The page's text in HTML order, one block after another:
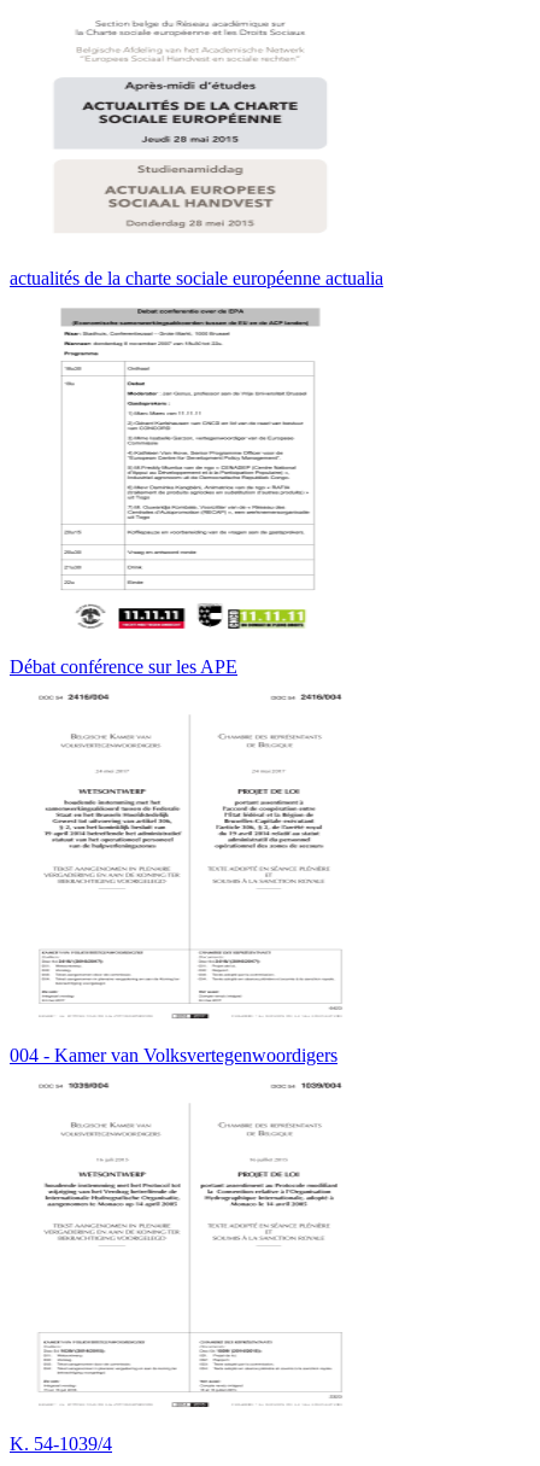
actualités de la charte sociale européenne actualia
Débat conférence sur les APE
004 - Kamer van Volksvertegenwoordigers
K. 54-1039/4